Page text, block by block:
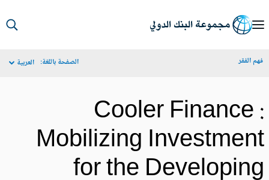
الفقر الصفحة باللغة: العربية
Cooler
Mobilizing
for the